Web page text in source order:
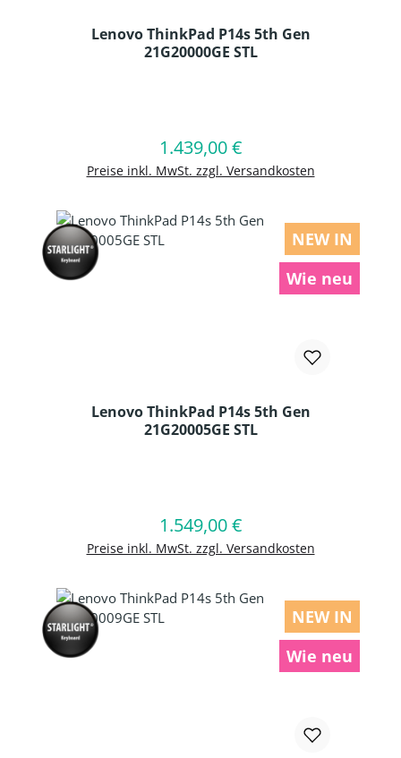
Lenovo ThinkPad P14s 5th Gen
21G20000GE STL
Regulärer Preis:
1.439,00 €
Preise inkl. MwSt. zzgl. Versandkosten
In den Warenkorb
NEW IN
Wie neu
Lenovo ThinkPad P14s 5th Gen
21G20005GE STL
Regulärer Preis:
1.549,00 €
Preise inkl. MwSt. zzgl. Versandkosten
In den Warenkorb
NEW IN
Wie neu